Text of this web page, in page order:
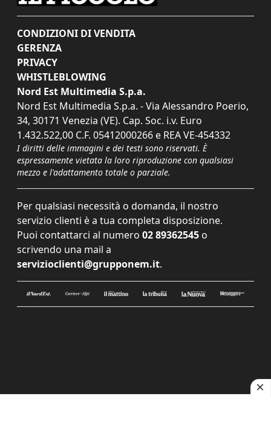
CONDIZIONI DI VENDITA
GERENZA
PRIVACY
WHISTLEBLOWING
Nord Est Multimedia S.p.a.
Nord Est Multimedia S.p.a. - Via Alessandro Poerio,
34, 30171 Venezia (VE). Cap. Soc. i.v. Euro
1.432.522,00 C.F. 05412000266 e REA VE-454332
I diritti delle immagini e dei testi sono riservati. È
espressamente vietata la loro riproduzione con qualsiasi
mezzo e l'adattamento totale o parziale.
Per qualsiasi necessità o domanda, il nostro
servizio clienti è a tua completa disposizione.
Puoi contattarci al numero 02 89362545 o
scrivendo una mail a
servizioclienti@grupponem.it.